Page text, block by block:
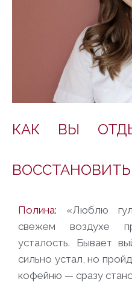
КАК ВЫ
Полина: «Люблю
свежем воздухе
усталость. Бывает
сильно устал, но
кофейню — сразу